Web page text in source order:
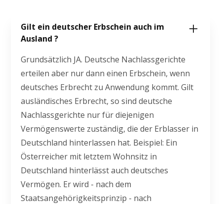
Gilt ein deutscher Erbschein auch im
Ausland ?
Grundsätzlich JA. Deutsche Nachlassgerichte
erteilen aber nur dann einen Erbschein, wenn
deutsches Erbrecht zu Anwendung kommt. Gilt
ausländisches Erbrecht, so sind deutsche
Nachlassgerichte nur für diejenigen
Vermögenswerte zuständig, die der Erblasser in
Deutschland hinterlassen hat. Beispiel: Ein
Österreicher mit letztem Wohnsitz in
Deutschland hinterlässt auch deutsches
Vermögen. Er wird - nach dem
Staatsangehörigkeitsprinzip - nach